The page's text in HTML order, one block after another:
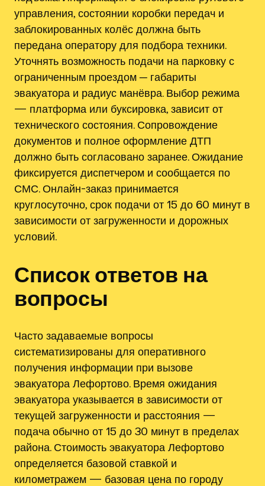
управления, состоянии коробки передач и
заблокированных колёс должна быть
передана оператору для подбора техники.
Уточнять возможность подачи на парковку с
ограниченным проездом ─ габариты
эвакуатора и радиус манёвра. Выбор режима
— платформа или буксировка, зависит от
технического состояния. Сопровождение
документов и полное оформление ДТП
должно быть согласовано заранее. Ожидание
фиксируется диспетчером и сообщается по
СМС. Онлайн-заказ принимается
круглосуточно, срок подачи от 15 до 60 минут в
зависимости от загруженности и дорожных
условий.
Список ответов на
вопросы
Часто задаваемые вопросы
систематизированы для оперативного
получения информации при вызове
эвакуатора Лефортово. Время ожидания
эвакуатора указывается в зависимости от
текущей загруженности и расстояния —
подача обычно от 15 до 30 минут в пределах
района. Стоимость эвакуатора Лефортово
определяется базовой ставкой и
километражем — базовая цена по городу